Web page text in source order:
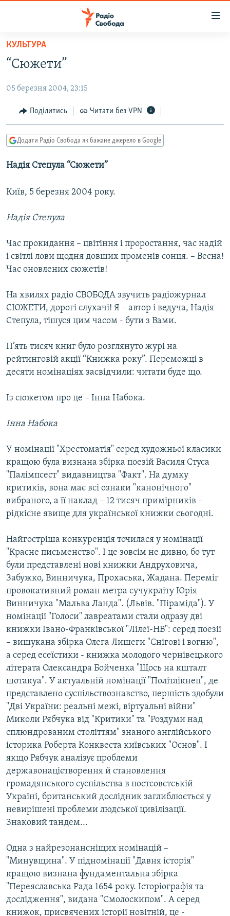
Перейти
основного
Перейти
Перейти
пошуку
РАДІО СВОБОДА – 70 РОКІВ
СТАТТІ
ПОЛІТИКА
СУСПІЛЬСТВО
КУЛЬТУРА
СВІТ
ВІЙНА
ДОНБАС.РЕАЛІЇ
КРИМ.РЕАЛІЇ
КИТАЙ.ВИКЛИКИ
МУЛЬТИМЕДІА
ФОТО
ПОДКАСТИ
КРИМ РЕАЛІЇ
УКР
КТАТ
ДОЛУЧАЙСЯ!
Усі сайти RFE/RL
КУЛЬТУРА
“Сюжети”
05 березня 2004, 23:15
Поділитись Читати без VPN
Додати Радіо Свобода як бажане джерело в Google
Надія Степула “Сюжети”
Київ, 5 березня 2004 року.
Надія Степула
Час прокидання – цвітіння і проростання, час надій
і світлі лови щодня довших променів сонця. – Весна!
Час оновлених сюжетів!
На хвилях радіо СВОБОДА звучить радіожурнал
СЮЖЕТИ, дорогі слухачі! Я – автор і ведуча, Надія
Степула, тішуся цим часом - бути з Вами.
П’ять тисяч книг було розглянуто журі на
рейтинговій акції “Книжка року”. Переможці в
десяти номінаціях засвідчили: читати буде що.
Із сюжетом про це – Інна Набока.
Інна Набока
У номінації "Хрестоматія" серед художньої класики
кращою була визнана збірка поезій Василя Стуса
"Палімпсест" видавництва "Факт". На думку
критиків, вона має всі ознаки "канонічного"
вибраного, а її наклад – 12 тисяч примірників –
рідкісне явище для української книжки сьогодні.
Найгостріша конкуренція точилася у номінації
"Красне письменство". І це зовсім не дивно, бо тут
були представлені нові книжки Андруховича,
Забужко, Винничука, Прохаська, Жадана. Переміг
провокативний роман метра сучукрліту Юрія
Винничука "Мальва Ланда". (Львів. "Піраміда"). У
номінації "Голоси" лавреатами стали одразу дві
книжки Івано-Франківської "Лілеї-НВ": серед поезії
– вишукана збірка Олега Лишеги "Снігові і вогню",
а серед есеїстики - книжка молодого чернівецького
літерата Олександра Бойченка "Щось на кшталт
шотакуа". У актуальній номінації "Політлікнеп", де
представлено суспільствознавство, першість здобули
"Дві України: реальні межі, віртуальні війни"
Миколи Рябчука від "Критики" та "Роздуми над
сплюндрованим століттям" знаного англійського
історика Роберта Конквеста київських "Основ". І
якщо Рябчук аналізує проблеми
державонацієтворення й становлення
громадянського суспільства в постсовєтській
Україні, британський дослідник заглиблюється у
невирішені проблеми людської цивілізації.
Знаковий тандем...
Одна з найрезонансніщих номінацій –
"Минувщина". У підномінації "Давня історія"
кращою визнана фундаментальна збірка
"Переяславська Рада 1654 року. Історіографія та
дослідження", видана "Смолоскипом". А серед
книжок, присвячених історії новітній, це -